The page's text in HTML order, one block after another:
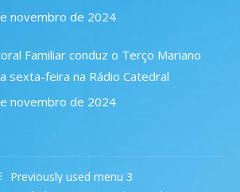
novembro de 2024
Familiar conduz o Terço Mariano
sexta-feira na Rádio Catedral
novembro de 2024
Previously used menu 3